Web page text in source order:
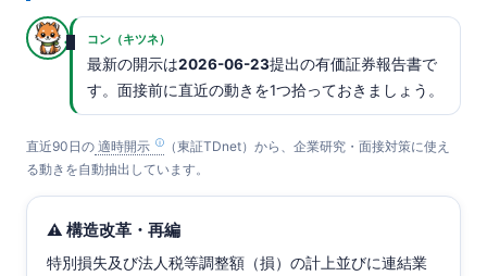
コン（キツネ）
最新の開示は2026-06-23提出の有価証券報告書で
す。面接前に直近の動きを1つ拾っておきましょう。
直近90日の 適時開示
（東証TDnet）から、企業研究・面接対策に使え
る動きを自動抽出しています。
⚠️ 構造改革・再編
特別損失及び法人税等調整額（損）の計上並びに連結業